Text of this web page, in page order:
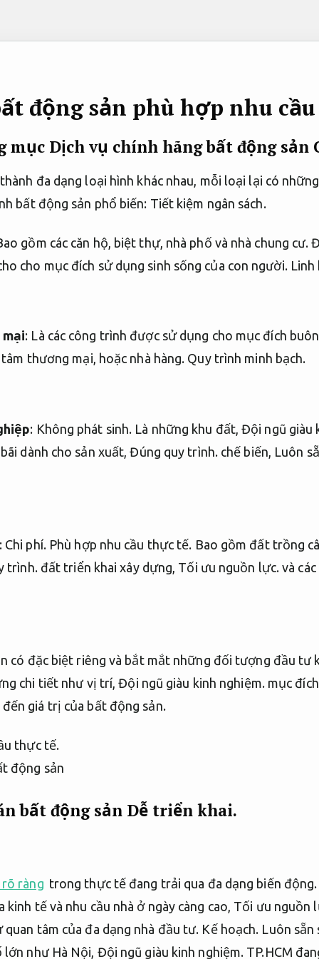
động sản phù hợp nhu
mục Dịch vụ chính hãng bất động sản
đa dạng loại hình khác nhau, mỗi loại lại có
bất động sản phổ biến: Tiết kiệm ngân sách.
gồm các căn hộ, biệt thự, nhà phố và nhà chung cư.
cho mục đích sử dụng sinh sống của con người. Linh
: Là các công trình được sử dụng cho mục đích
thương mại, hoặc nhà hàng. Quy trình minh bạch.
: Không phát sinh. Là những khu đất,Đội ngũ giàu
dành cho sản xuất,Đúng quy trình. chế biến, Luôn
Chi phí. Phù hợp nhu cầu thực tế. Bao gồm đất trồng
trình. đất triển khai xây dựng, Tối ưu nguồn lực. và
có đặc biệt riêng và bắt mắt những đối tượng đầu tư
chi tiết như vị trí,Đội ngũ giàu kinh nghiệm. mục
giá trị của bất động sản.
thực tế.
bất động sản Dễ triển khai.
ràng trong thực tế đang trải qua đa dạng biến
tế và nhu cầu nhà ở ngày càng cao, Tối ưu nguồn
tâm của đa dạng nhà đầu tư. Kế hoạch. Luôn sẵn
lớn như Hà Nội, Đội ngũ giàu kinh nghiệm. TP.HCM